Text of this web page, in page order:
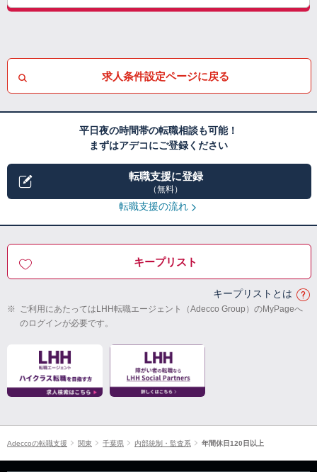
求人条件設定ページに戻る
平日夜の時間帯の転職相談も可能！
まずはアデコにご登録ください
転職支援に登録
（無料）
転職支援の流れ
キープリスト
キープリストとは
※ ご利用にあたってはLHH転職エージェント（Adecco Group）のMyPageへ
のログインが必要です。
Adeccoの転職支援 関東 千葉県 内部統制・監査系 年間休日120日以上